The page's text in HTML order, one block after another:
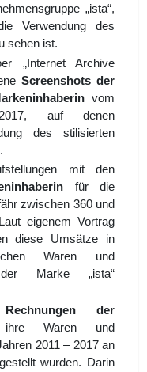
„ista“,
Verwendung des
sehen ist.
„Internet Archive
Screenshots der
vom
2017, auf denen
des stilisierten
mit den
für die
zwischen 360 und
eigenem Vortrag
diese Umsätze in
Waren und
Marke „ista“
der
Waren und
2011 – 2017 an
wurden. Darin